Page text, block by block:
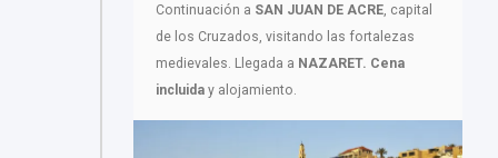
Continuación a SAN JUAN DE ACRE, capital
de los Cruzados, visitando las fortalezas
medievales. Llegada a NAZARET. Cena
incluida y alojamiento.